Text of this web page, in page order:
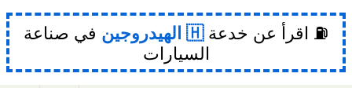
⛽ اقرأ عن خدعة الهيدروجين في صناعة
السيارات